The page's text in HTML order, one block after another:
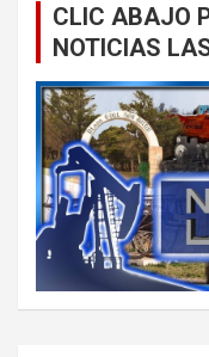
CLIC ABAJO
NOTICIAS